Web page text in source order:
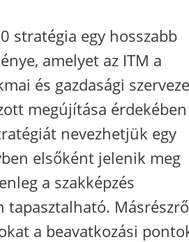
stratégia egy hosszabb
amelyet az ITM a
és gazdasági
megújítása érdekében
nevezhetjük egy
elsőként jelenik meg
a szakképzés
tapasztalható.
a beavatkozási